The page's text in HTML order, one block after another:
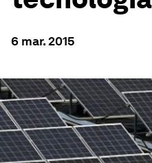
6 mar. 2015